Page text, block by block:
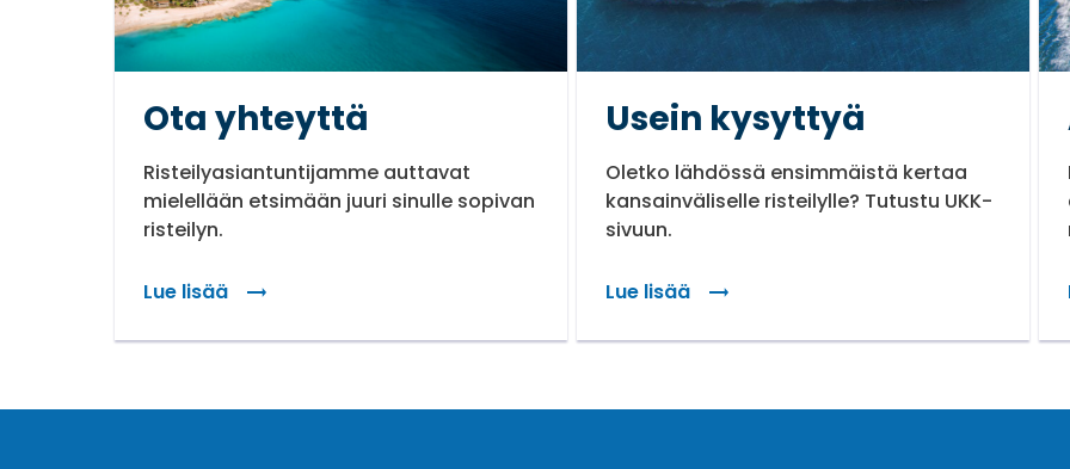
Ota yhteyttä
Risteilyasiantuntijamme auttavat
mielellään etsimään juuri sinulle sopivan
risteilyn.
Lue lisää
Usein kysyttyä
Oletko lähdössä ensimmäistä kertaa
kansainväliselle risteilylle? Tutustu UKK-
sivuun.
Lue lisää